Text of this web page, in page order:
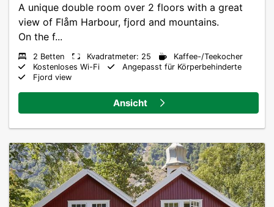
A unique double room over 2 floors with a great
view of Flåm Harbour, fjord and mountains.
On the f...
2 Betten Kvadratmeter: 25
Kaffee-/Teekocher
Kostenloses Wi-Fi
Angepasst für Körperbehinderte
Fjord view
Ansicht